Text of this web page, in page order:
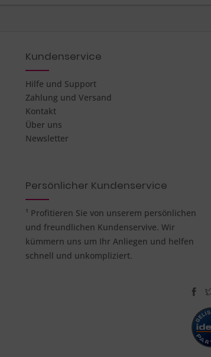
Kundenservice
Hilfe und Support
Zahlung und Versand
Kontakt
Über uns
Newsletter
Persönlicher Kundenservice
¹ Profitieren Sie von unserem persönlichen
und freundlichen Kundenservive. Wir
kümmern uns um Ihr Anliegen und helfen
schnell und unkompliziert.